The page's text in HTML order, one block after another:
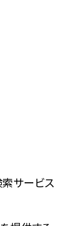
索サービス